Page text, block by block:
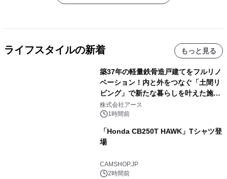
ライフスタイルの新着 もっと見る
築37年の軽量鉄骨造戸建てをフルリノ
ベーション！内と外をつなぐ「土間リ
ビング」で新たな暮らしを叶えた施工
事例を株式会社アースが公開
株式会社アース
1時間前
「Honda CB250T HAWK」Tシャツ登
場
CAMSHOP.JP
2時間前